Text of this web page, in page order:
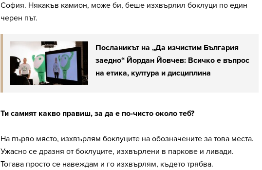
София. Някакъв камион, може би, беше изхвърлил боклуци по един
черен път.
Посланикът на „Да изчистим България
заедно“ Йордан Йовчев: Всичко е въпрос
на етика, култура и дисциплина
Ти самият какво правиш, за да е по-чисто около теб?
На първо място, изхвърлям боклуците на обозначените за това места.
Ужасно се дразня от боклуците, изхвърлени в паркове и ливади.
Тогава просто се навеждам и го изхвърлям, където трябва.